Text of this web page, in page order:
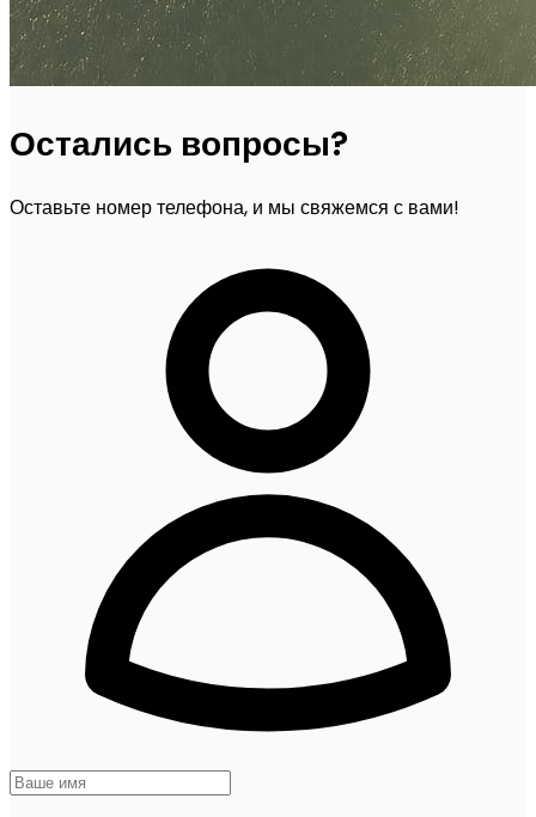
Остались вопросы?
Оставьте номер телефона, и мы свяжемся с вами!